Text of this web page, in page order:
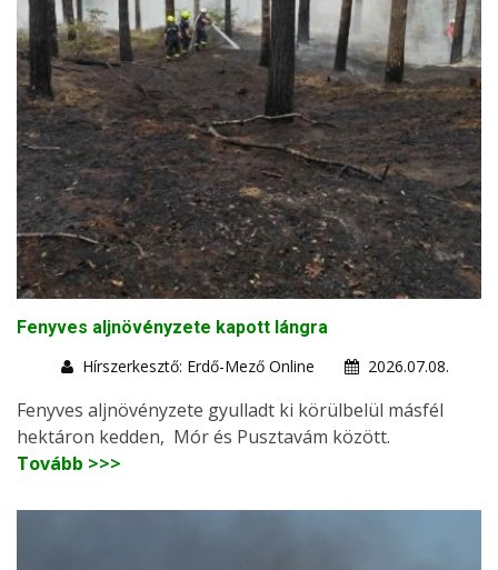
Fenyves aljnövényzete kapott lángra
Hírszerkesztő: Erdő-Mező Online
2026.07.08.
Fenyves aljnövényzete gyulladt ki körülbelül másfél
hektáron kedden, Mór és Pusztavám között.
Tovább >>>